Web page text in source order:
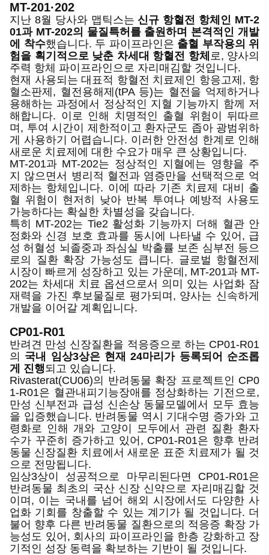
MT-201·202
지난 8월 당사와 맵틱스는 신규 항혈전 항체인 MT-2
01과 MT-202의 물질특허를 출원하며 본격적인 개발
에 착수했습니다. 두 파이프라인은 출혈 부작용의 위
험을 획기적으로 낮춘 차세대 항혈전 항체 로, 양사의
주력 항체 파이프라인으로 자리매김할 것입니다.
현재 사용되는 대표적 항혈전 치료제인 항응고제, 항
혈소판제, 혈전용해제(tPA 등)는 혈전을 억제하거나
용해하는 과정에서 정상적인 지혈 기능까지 함께 저
해합니다. 이로 인해 치명적인 출혈 위험이 뒤따르
며, 투여 시간이 제한적이고 환자군도 좁아 광범위하
게 사용하기 어렵습니다. 이러한 안전성 한계로 인해
새로운 치료제에 대한 수요가 매우 큰 상황입니다.
MT-201과 MT-202는 정상적인 지혈에는 영향을 주
지 않으면서 병리적 혈전과 염증만을 선택적으로 억
제하는 항체입니다. 이에 따라 기존 치료제 대비 출
혈 위험이 현저히 낮아 반복 투여나 예방적 사용도
가능하다는 확실한 차별성을 갖습니다.
특히 MT-202는 Tie2 활성화 기능까지 더해 혈관 안
정화와 신경 보호 효과를 동시에 나타낼 수 있어, 급
성 허혈성 뇌졸중과 좌심실 박출률 보존 심부전 등으
로의 질환 확장 가능성도 큽니다. 글로벌 항혈전제
시장이 빠르게 성장하고 있는 가운데, MT-201과 MT-
202는 차세대 치료 옵션으로서 의미 있는 사업화 잠
재력을 가진 후보물질로 평가되며, 양사는 신속하게
개발을 이어갈 계획입니다.
CP01-R01
반려견 만성 신장질환을 적응증으로 하는 CP01-R01
의 국내
임상3상은 현재 24마리가 등록되어 순조롭
게 진행되고 있습니다.
Rivasterat(CU06)의 반려동물 확장 프로젝트인 CP0
1-R01은 혈관내피기능장애를 정상화하는 기전으로,
만성 신부전과 급성 신손상 동물모델에서 모두 효능
을 입증했습니다. 반려동물 역시 기대수명 증가와 고
령화로 인해 개와 고양이 모두에서 관련 질환 환자
수가 꾸준히 증가하고 있어, CP01-R01은 향후 반려
동물 신장질환 치료에서 새로운 표준 치료제가 될 것
으로 전망됩니다.
임상3상이 성공적으로 마무리된다면 CP01-R01은
반려동물 최초의 국산 신장 신약으로 자리매김할 것
이며, 이는 국내를 넘어 해외 시장에서도 다양한 사
업화 기회를 창출할 수 있는 계기가 될 것입니다. 더
불어 향후 다른 반려동물 질환으로의 적응증 확장 가
능성도 있어, 회사의 파이프라인을 한층 강화하고 장
기적인 성장 동력을 확보하는 기반이 될 것입니다.